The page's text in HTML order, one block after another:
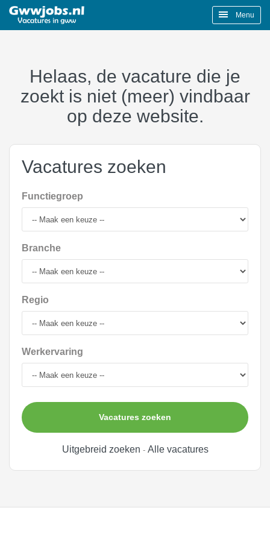
Menu
Helaas, de vacature die je
zoekt is niet (meer) vindbaar
op deze website.
Vacatures zoeken
Functiegroep
Branche
Regio
Werkervaring
Vacatures zoeken
Uitgebreid zoeken - Alle vacatures